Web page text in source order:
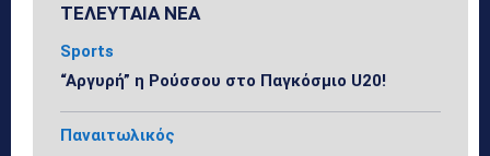
ΤΕΛΕΥΤΑΙΑ ΝΕΑ
Sports
“Αργυρή” η Ρούσσου στο Παγκόσμιο U20!
Παναιτωλικός